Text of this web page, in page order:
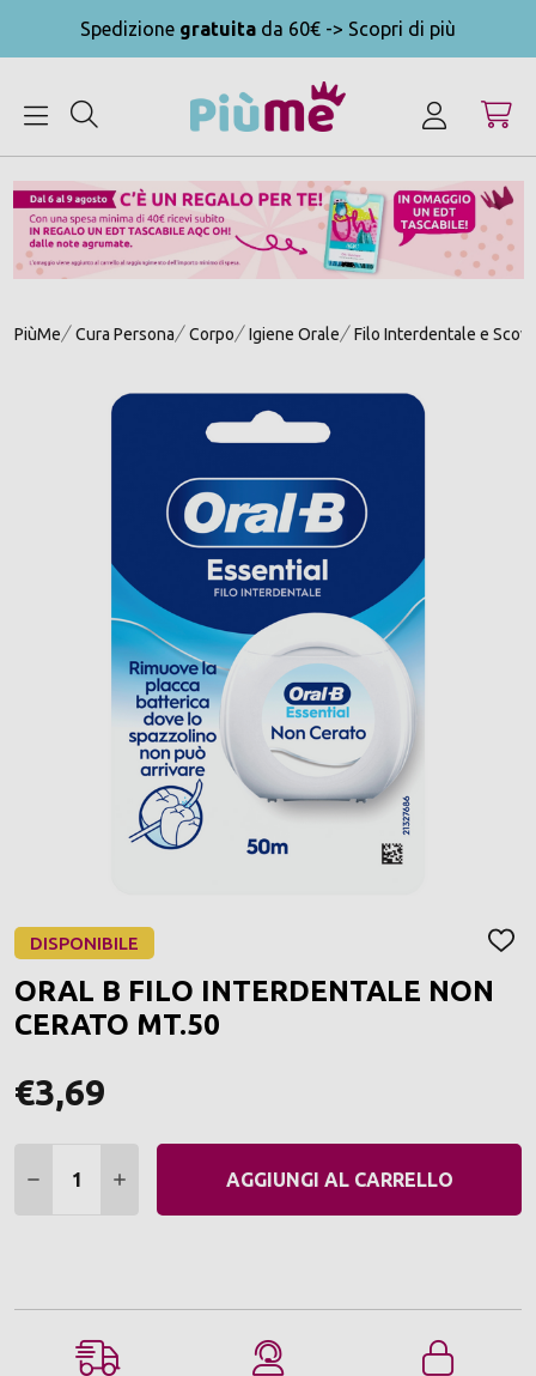
Spedizione gratuita da 60€ -> Scopri di più
PiùMe Cura Persona Corpo Igiene Orale Filo Interdentale e
DISPONIBILE
DEI
ORAL B FILO INTERDENTALE NON
CERATO MT.50
€3,69
DIMINUIRE QUANTITÀ:
AUMENTARE QUANTITÀ:
AGGIUNGI AL CARRELLO